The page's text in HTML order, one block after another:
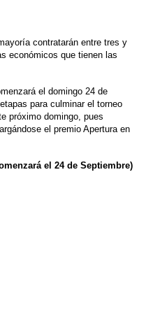
Ciclista.
contratarán entre tres y
económicos que tienen las
el domingo 24 de
para culminar el torneo
próximo domingo, pues
el premio Apertura en
el 24 de Septiembre)